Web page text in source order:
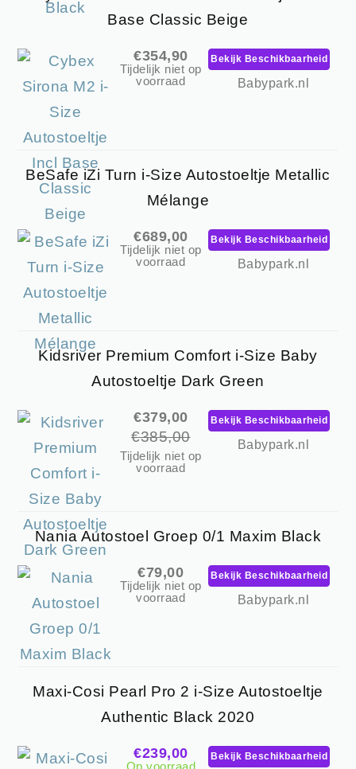
Base Classic Beige
€354,90
Tijdelijk niet op
voorraad
Bekijk Beschikbaarheid
Babypark.nl
BeSafe iZi Turn i-Size Autostoeltje Metallic
Mélange
€689,00
Tijdelijk niet op
voorraad
Bekijk Beschikbaarheid
Babypark.nl
Kidsriver Premium Comfort i-Size Baby
Autostoeltje Dark Green
€379,00
€385,00
Tijdelijk niet op
voorraad
Bekijk Beschikbaarheid
Babypark.nl
Nania Autostoel Groep 0/1 Maxim Black
€79,00
Tijdelijk niet op
voorraad
Bekijk Beschikbaarheid
Babypark.nl
Maxi-Cosi Pearl Pro 2 i-Size Autostoeltje
Authentic Black 2020
€239,00 Bekijk Beschikbaarheid